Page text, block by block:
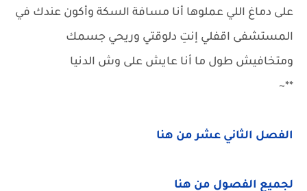
على دماغ اللي عملوها أنا مسافة السكة وأكون عندك في
المستشفى اقفلي إنتِ دلوقتي وريحي جسمك
ومتخافيش طول ما أنا عايش على وش الدنيا
**~
الفصل الثاني عشر من هنا
لجميع الفصول من هنا